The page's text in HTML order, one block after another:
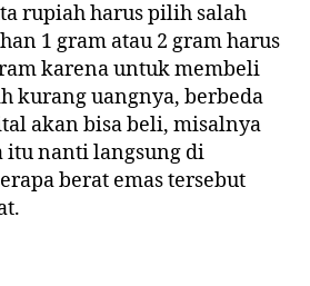
rupiah harus pilih salah
1 gram atau 2 gram harus
karena untuk membeli
kurang uangnya, berbeda
akan bisa beli, misalnya
itu nanti langsung di
berat emas tersebut